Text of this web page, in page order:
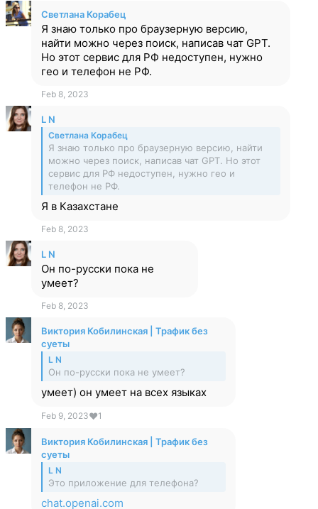
Светлана Корабец
Я знаю только про браузерную версию,
найти можно через поиск, написав чат GPT.
Но этот сервис для РФ недоступен, нужно
гео и телефон не РФ.
Feb 8, 2023
L N
Светлана Корабец
Я знаю только про браузерную версию, найти
можно через поиск, написав чат GPT. Но этот
сервис для РФ недоступен, нужно гео и
телефон не РФ.
Я в Казахстане
Feb 8, 2023
L N
Он по-русски пока не
умеет?
Feb 8, 2023
Виктория Кобилинская | Трафик без
суеты
L N
Он по-русски пока не умеет?
умеет) он умеет на всех языках
Feb 9, 2023❤1
Виктория Кобилинская | Трафик без
суеты
L N
Это приложение для телефона?
chat.openai.com